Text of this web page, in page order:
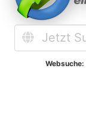
Websuche: